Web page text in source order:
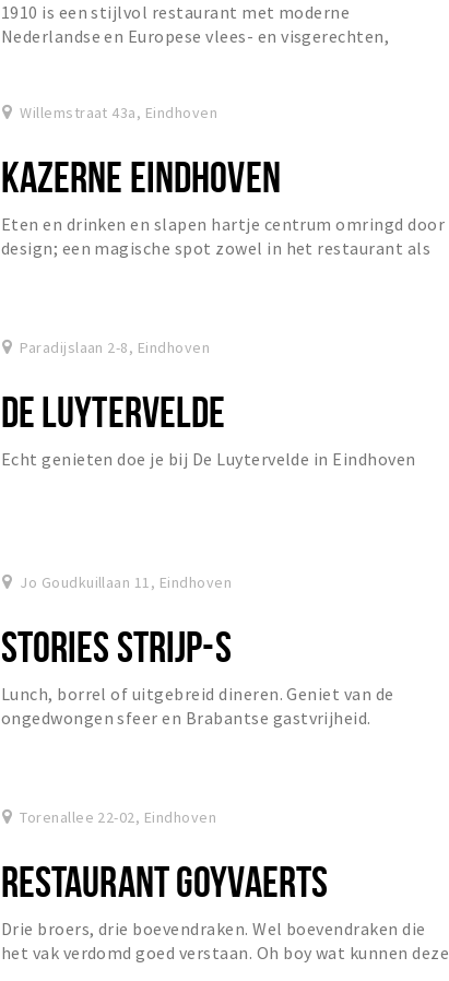
1910 is een stijlvol restaurant met moderne
Nederlandse en Europese vlees- en visgerechten,
Willemstraat 43a, Eindhoven
KAZERNE EINDHOVEN
Eten en drinken en slapen hartje centrum omringd door
design; een magische spot zowel in het restaurant als
Paradijslaan 2-8, Eindhoven
DE LUYTERVELDE
Echt genieten doe je bij De Luytervelde in Eindhoven
Jo Goudkuillaan 11, Eindhoven
STORIES STRIJP-S
Lunch, borrel of uitgebreid dineren. Geniet van de
ongedwongen sfeer en Brabantse gastvrijheid.
Torenallee 22-02, Eindhoven
RESTAURANT GOYVAERTS
Drie broers, drie boevendraken. Wel boevendraken die
het vak verdomd goed verstaan. Oh boy wat kunnen deze